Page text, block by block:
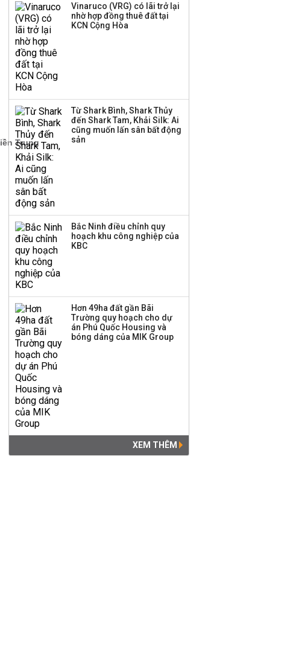
PNJ công bố thông tin
quyền tùy ý áp thuế
100% lên những đối tác
thương mại hàng đầu?
Vinaruco (VRG) có lãi trở lại
nhờ hợp đồng thuê đất tại
KCN Cộng Hòa
Từ Shark Bình, Shark Thủy
đến Shark Tam, Khải Silk: Ai
cũng muốn lấn sân bất động
sản
Bắc Ninh điều chỉnh quy
hoạch khu công nghiệp của
KBC
Hơn 49ha đất gần Bãi
Trường quy hoạch cho dự
án Phú Quốc Housing và
bóng dáng của MIK Group
XEM THÊM